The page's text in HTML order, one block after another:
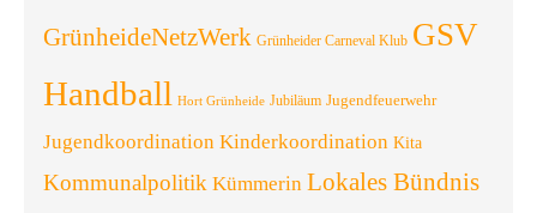
GrünheideNetzWerk Grünheider Carneval Klub GSV
Handball Hort Grünheide Jubiläum Jugendfeuerwehr
Jugendkoordination Kinderkoordination Kita
Kommunalpolitik Kümmerin Lokales Bündnis